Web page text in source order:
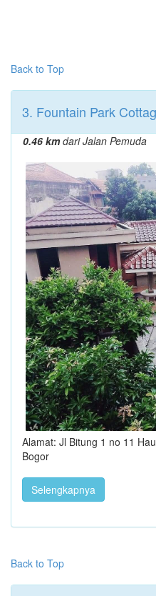
Back to Top
3. Fountain Park
0.46 kmdari Jalan Pemuda
Alamat: Jl Bitung 1 no 11
Bogor
Selengkapnya
Back to Top